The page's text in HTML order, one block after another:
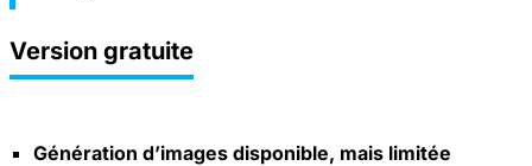
Version gratuite
Génération d’images disponible, mais limitée